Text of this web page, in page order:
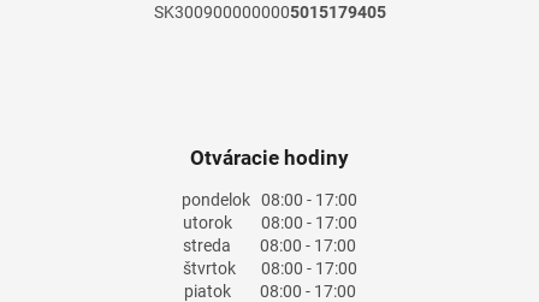
SK3009000000005015179405
Otváracie hodiny
pondelok 08:00 - 17:00
utorok08:00 - 17:00
streda 08:00 - 17:00
štvrtok08:00 - 17:00
piatok08:00 - 17:00